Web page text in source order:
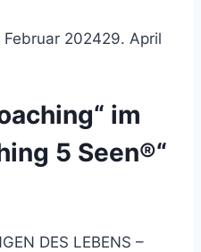
Februar 202429. April
im
5 Seen®“
DES LEBENS –